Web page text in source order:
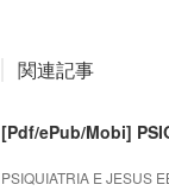
関連記事
[Pdf/ePub/Mobi]
PSIQUIATRIA E JESUS